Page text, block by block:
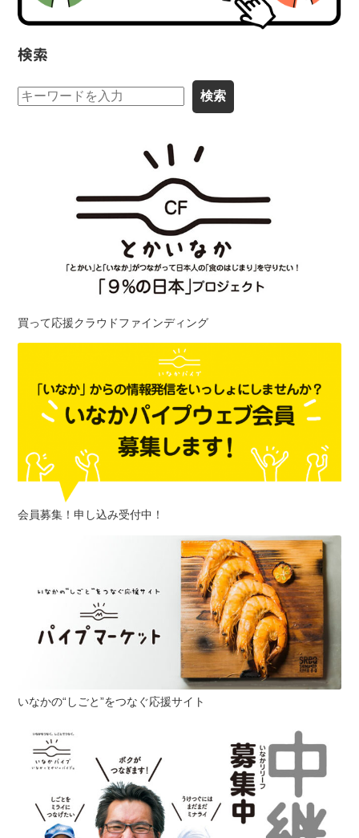
検索
買って応援クラウドファインディング
会員募集！申し込み受付中！
いなかの“しごと”をつなぐ応援サイト